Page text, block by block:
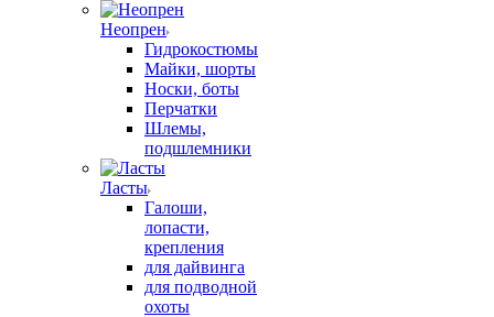
Неопрен
Гидрокостюмы
Майки, шорты
Носки, боты
Перчатки
Шлемы,
подшлемники
Ласты
Галоши,
лопасти,
крепления
для дайвинга
для подводной
охоты